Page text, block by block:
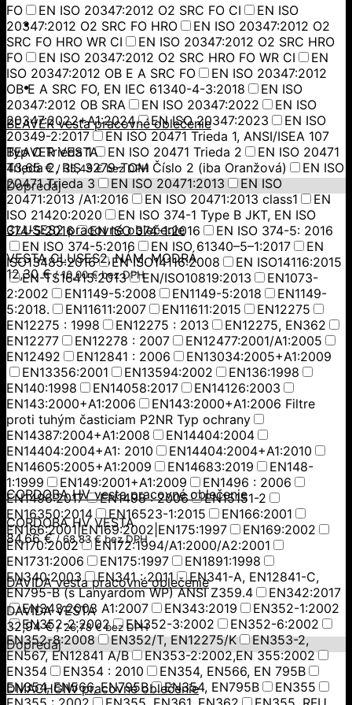
FO
EN ISO 20347:2012 O2 SRC FO CI
EN ISO
20347:2012 O2 SRC FO HRO
EN ISO 20347:2012 O2
SRC FO HRO WR CI
EN ISO 20347:2012 O2 SRC HRO
FO
EN ISO 20347:2012 O2 SRC HRO FO WR CI
EN
ISO 20347:2012 OB E A SRC FO
EN ISO 20347:2012
OB E A SRC FO, EN IEC 61340-4-3:2018
EN ISO
20347:2012 OB SRA
EN ISO 20347:2022
EN ISO
20347:2022+A1:2024
EN ISO 20347:2023
EN ISO
20349-2:2017
EN ISO 20471 Trieda 1, ANSI/ISEA 107
Typ O Trieda 1
EN ISO 20471 Trieda 2
EN ISO 20471
Trieda 2, RIS 3279-TOM Číslo 2 (iba Oranžová)
EN ISO
20471 Trieda 3
EN ISO 20471:2013
EN ISO
20471:2013 /A1:2016
EN ISO 20471:2013 class1
EN
ISO 21420:2020
EN ISO 374-1 Type B JKT, EN ISO
374-5:2016
EN ISO 374-1:2016
EN ISO 374-5: 2016
EN ISO 374-5:2016
EN ISO 61340–5–1:2017
EN
ISO13485:2016
EN ISO14116:2008
EN ISO14116:2015
EN-TS16415:2013
EN/ISO10819:2013
EN1073-
2:2002
EN1149-5:2008 EN1149-5:2018
EN1149-
5:2018.
EN11611:2007 EN11611:2015
EN12275
EN12275 : 1998
EN12275 : 2013
EN12275, EN362
EN12277
EN12278 : 2007
EN12477:2001/A1:2005
EN12492
EN12841 : 2006
EN13034:2005+A1:2009
EN13356:2001
EN13594:2002
EN136:1998
EN140:1998
EN14058:2017
EN14126:2003
EN143:2000+A1:2006
EN143:2000+A1:2006 Filtre
proti tuhým časticiam P2NR Typ ochrany
EN14387:2004+A1:2008
EN14404:2004
EN14404:2004+A1: 2010
EN14404:2004+A1:2010
EN14605:2005+A1:2009
EN14683:2019
EN148-
1:1999
EN149:2001+A1:2009
EN1496 : 2006
EN1496:2017
EN1498 : 2006
EN15151-2
EN16350:2014
EN16523-1:2015
EN166:2001
EN166:2001|EN169:2002|EN175:1997
EN169:2002
EN170:2002
EN172:1994/A1:2000/A2:2001
EN1731:2006
EN175:1997
EN1891:1998
EN340:2003
EN341 : 2011
EN341-A, EN12841-C,
EN795-B (s Lanyardom WP) ANSI Z359.4
EN342:2017
EN343:2003 A1:2007
EN343:2019
EN352-1:2002
EN352-2:2002
EN352-3:2002
EN352-6:2002
EN352-8:2008
EN352/T, EN12275/K
EN353-2,
EN567, EN12841 A/B
EN353-2:2002,EN 355:2002
EN354
EN354 : 2010
EN354, EN566, EN 795B
EN354, EN566, EN795B
EN354, EN795B
EN355
BEAVER vesta pracovné oblečenie
BEAVER VESTA
43,65€/ 35,49€bez DPH
Dopredaj
CLUSES2 pracovné oblečenie
VESTA CLUSES2, NÁM. MODRÁ
12,30€/10,00€bez DPH
CORDOBA HV vesta pracovné oblečenie
CORDOBA HV VESTA
84,66€/68,83€bez DPH
DAVIDA vesta pracovné oblečenie
DAVIDA VESTA
32,94€/26,78€bez DPH
Dopredaj
DMACHGIW pracovné oblečenie